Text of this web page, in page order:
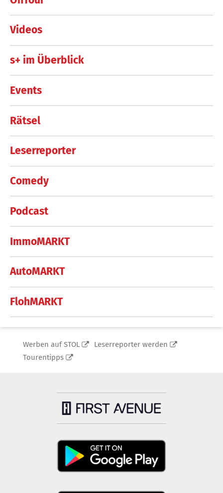
Videos
s+ im Überblick
Events
Rätsel
Leserreporter
Comedy
Podcast
ImmoMARKT
AutoMARKT
FlohMARKT
Werben auf STOL
Leserreporter werden
Tourentipps